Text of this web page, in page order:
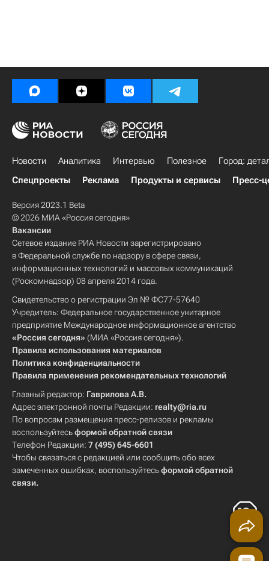
Новости Аналитика Интервью Полезное
Город:
Спецпроекты
Реклама Продукты и сервисы Пресс-
Версия 2023.1 Beta
© 2026 МИА «Россия сегодня»
Вакансии
Сетевое издание РИА Новости зарегистрировано
в Федеральной службе по надзору в сфере связи,
информационных технологий и массовых коммуникаций
(Роскомнадзор) 08 апреля 2014 года.
Свидетельство о регистрации Эл № ФС77-57640
Учредитель: Федеральное государственное унитарное
предприятие Международное информационное агентство
«Россия сегодня» (МИА «Россия сегодня»).
Правила использования материалов
Политика конфиденциальности
Правила применения рекомендательных технологий
Главный редактор: Гаврилова А.В.
Адрес электронной почты Редакции: realty@ria.ru
По вопросам размещения пресс-релизов и рекламы
воспользуйтесьформой обратной связи
Телефон Редакции: 7 (495) 645-6601
Чтобы связаться с редакцией или сообщить обо всех
замеченных ошибках, воспользуйтесьформой обратной
связи.